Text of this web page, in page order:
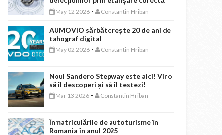
May 12 2026 - Constantin Hriban
AUMOVIO sărbătorește 20 de ani de
tahograf digital
May 02 2026 - Constantin Hriban
Noul Sandero Stepway este aici! Vino
să îl descoperi și să îl testezi!
Mar 13 2026 - Constantin Hriban
Înmatriculările de autoturisme în
Romania în anul 2025